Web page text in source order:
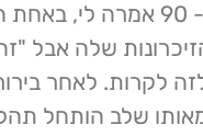
לאחר שאמא שלי בת ה- 90
שלה אבל
לקרות. לאחר
שלב הותחל